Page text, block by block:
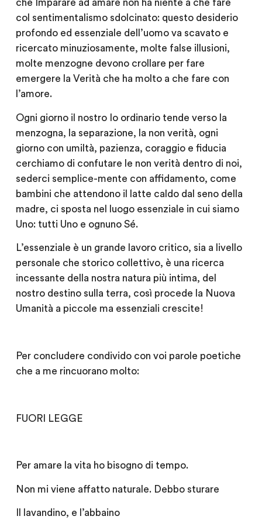
che Imparare ad amare non ha niente a che fare
col sentimentalismo sdolcinato: questo desiderio
profondo ed essenziale dell’uomo va scavato e
ricercato minuziosamente, molte false illusioni,
molte menzogne devono crollare per fare
emergere la Verità che ha molto a che fare con
l’amore.
Ogni giorno il nostro Io ordinario tende verso la
menzogna, la separazione, la non verità, ogni
giorno con umiltà, pazienza, coraggio e fiducia
cerchiamo di confutare le non verità dentro di noi,
sederci semplice-mente con affidamento, come
bambini che attendono il latte caldo dal seno della
madre, ci sposta nel luogo essenziale in cui siamo
Uno: tutti Uno e ognuno Sé.
L’essenziale è un grande lavoro critico, sia a livello
personale che storico collettivo, è una ricerca
incessante della nostra natura più intima, del
nostro destino sulla terra, così procede la Nuova
Umanità a piccole ma essenziali crescite!
Per concludere condivido con voi parole poetiche
che a me rincuorano molto:
FUORI LEGGE
Per amare la vita ho bisogno di tempo.
Non mi viene affatto naturale. Debbo sturare
Il lavandino, e l’abbaino